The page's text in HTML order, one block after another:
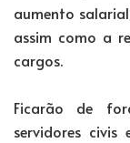
aumento
assim como a
cargos.
Ficarão de
servidores civis